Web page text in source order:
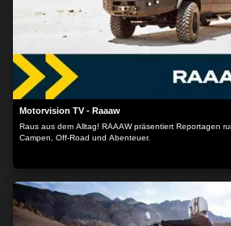
Motorvision TV - Raaaw
Raus aus dem Alltag! RAAAW präsentiert Reportagen
Campen, Off-Road und Abenteuer.